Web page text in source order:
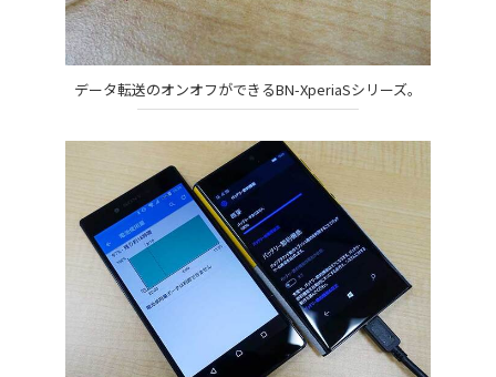
データ転送のオンオフができるBN-XperiaSシリーズ。